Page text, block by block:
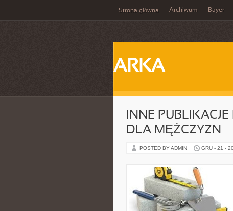
Strona główna Archiwum Bayer
ARKA
INNE
DLA MĘŻCZYZN
POSTED BY ADMIN GRU - 21 -